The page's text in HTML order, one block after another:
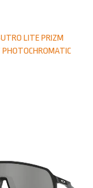
LITE PRIZM